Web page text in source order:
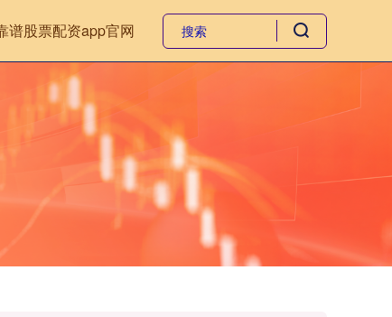
谱股票配资app官网